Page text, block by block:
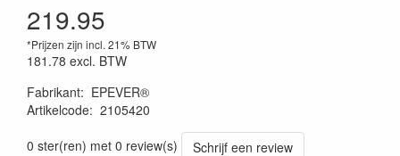
219.95
*Prijzen zijn incl. 21% BTW
181.78 excl. BTW
Fabrikant: EPEVER®
Artikelcode: 2105420
0 ster(ren) met 0 review(s)
Schrijf een review